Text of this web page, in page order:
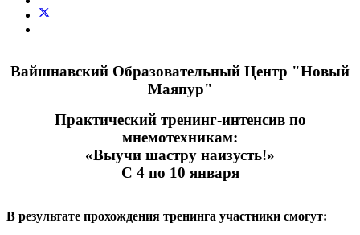
Вайшнавский Образовательный Центр "Новый
Маяпур"
Практический тренинг-интенсив по
мнемотехникам:
«Выучи шастру наизусть!»
С 4 по 10 января
В результате прохождения тренинга участники смогут: